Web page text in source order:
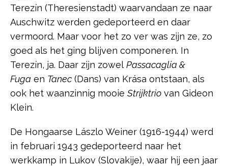
Terezín (Theresienstadt) waarvandaan ze naar
Auschwitz werden gedeporteerd en daar
vermoord. Maar voor het zo ver was zijn ze, zo
goed als het ging blijven componeren. In
Terezín, ja. Daar zijn zowel Passacaglia &
Fuga en Tanec (Dans) van Krása ontstaan, als
ook het waanzinnig mooie Strijktrio van Gideon
Klein.
De Hongaarse Lászlo Weiner (1916-1944) werd
in februari 1943 gedeporteerd naar het
werkkamp in Lukov (Slovakije), waar hij een jaar